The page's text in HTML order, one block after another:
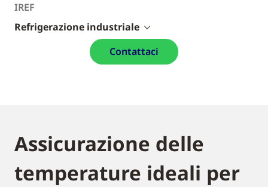
IREF
Refrigerazione industriale
Contattaci
Assicurazione delle
temperature ideali per